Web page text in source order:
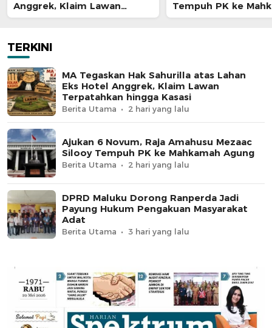
Anggrek, Klaim Lawan
Terpatahkan hingga Kasasi
Tempuh PK ke
Agung
TERKINI
MA Tegaskan Hak Sahurilla atas Lahan
Eks Hotel Anggrek, Klaim Lawan
Terpatahkan hingga Kasasi
Berita Utama 2 hari yang lalu
Ajukan 6 Novum, Raja Amahusu Mezaac
Silooy Tempuh PK ke Mahkamah Agung
Berita Utama 2 hari yang lalu
DPRD Maluku Dorong Ranperda Jadi
Payung Hukum Pengakuan Masyarakat
Adat
Berita Utama 3 hari yang lalu